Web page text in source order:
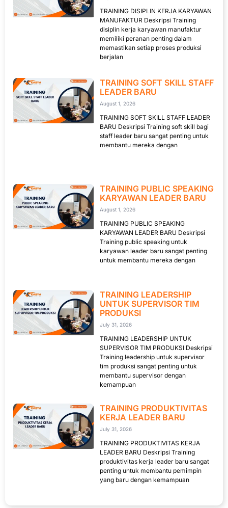
TRAINING DISIPLIN KERJA KARYAWAN
MANUFAKTUR Deskripsi Training
disiplin kerja karyawan manufaktur
memiliki peranan penting dalam
memastikan setiap proses produksi
berjalan
TRAINING SOFT SKILL STAFF
LEADER BARU
August 1, 2026
TRAINING SOFT SKILL STAFF LEADER
BARU Deskripsi Training soft skill bagi
staff leader baru sangat penting untuk
membantu mereka dengan
TRAINING PUBLIC SPEAKING
KARYAWAN LEADER BARU
August 1, 2026
TRAINING PUBLIC SPEAKING
KARYAWAN LEADER BARU Deskripsi
Training public speaking untuk
karyawan leader baru sangat penting
untuk membantu mereka dengan
TRAINING LEADERSHIP
UNTUK SUPERVISOR TIM
PRODUKSI
July 31, 2026
TRAINING LEADERSHIP UNTUK
SUPERVISOR TIM PRODUKSI Deskripsi
Training leadership untuk supervisor
tim produksi sangat penting untuk
membantu supervisor dengan
kemampuan
TRAINING PRODUKTIVITAS
KERJA LEADER BARU
July 31, 2026
TRAINING PRODUKTIVITAS KERJA
LEADER BARU Deskripsi Training
produktivitas kerja leader baru sangat
penting untuk membantu pemimpin
yang baru dengan kemampuan